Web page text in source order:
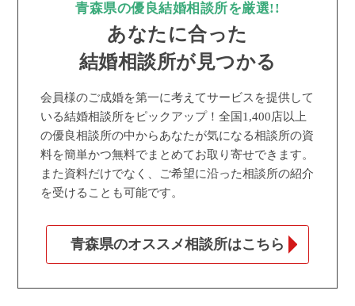
青森県の優良結婚相談所を厳選!!
あなたに合った
結婚相談所が見つかる
会員様のご成婚を第一に考えてサービスを提供して
いる結婚相談所をピックアップ！全国1,400店以上
の優良相談所の中からあなたが気になる相談所の資
料を簡単かつ無料でまとめてお取り寄せできます。
また資料だけでなく、ご希望に沿った相談所の紹介
を受けることも可能です。
青森県のオススメ相談所はこちら